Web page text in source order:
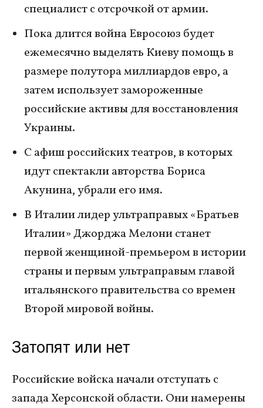
специалист с отсрочкой от армии.
Пока длится война Евросоюз будет
ежемесячно выделять Киеву помощь в
размере полутора миллиардов евро, а
затем использует замороженные
российские активы для восстановления
Украины.
С афиш российских театров, в которых
идут спектакли авторства Бориса
Акунина, убрали его имя.
В Италии лидер ультраправых «Братьев
Италии» Джорджа Мелони станет
первой женщиной-премьером в истории
страны и первым ультраправым главой
итальянского правительства со времен
Второй мировой войны.
Затопят или нет
Российские войска начали отступать с
запада Херсонской области. Они намерены